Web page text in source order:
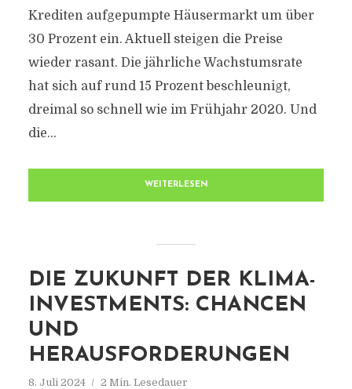
Krediten aufgepumpte Häusermarkt um über
30 Prozent ein. Aktuell steigen die Preise
wieder rasant. Die jährliche Wachstumsrate
hat sich auf rund 15 Prozent beschleunigt,
dreimal so schnell wie im Frühjahr 2020. Und
die...
WEITERLESEN
DIE ZUKUNFT DER KLIMA-
INVESTMENTS: CHANCEN
UND
HERAUSFORDERUNGEN
8. Juli 2024 2 Min. Lesedauer